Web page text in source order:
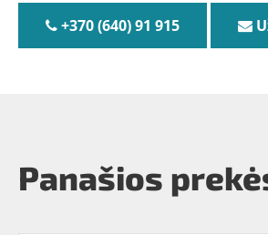
+370 (640) 91 915
Panašios